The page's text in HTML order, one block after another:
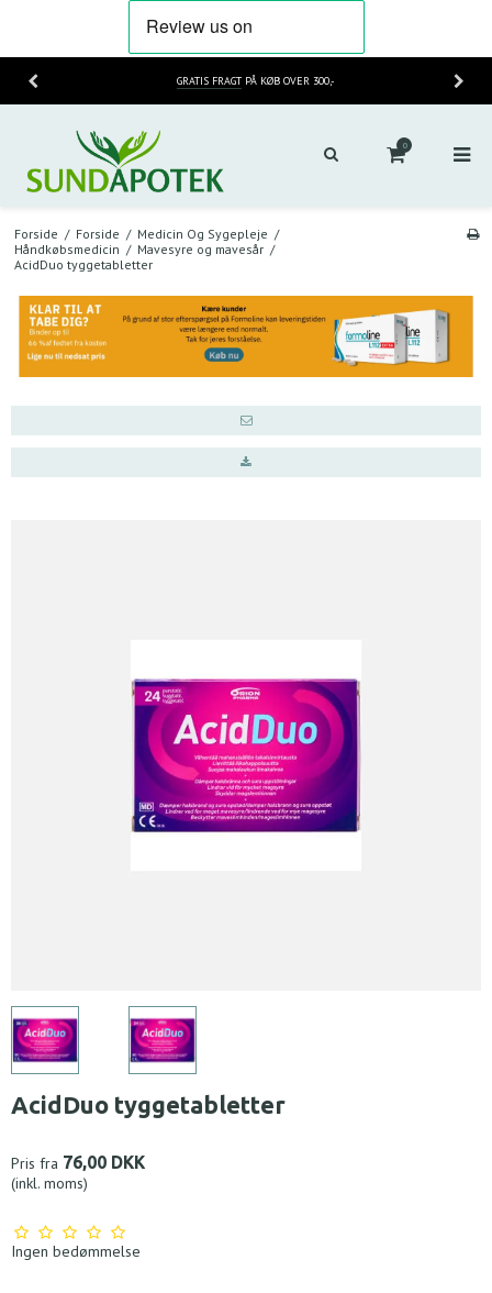
GRATIS FRAGT PÅ KØB OVER 300,-
0
Forside / Forside / Medicin Og Sygepleje /
Håndkøbsmedicin / Mavesyre og mavesår /
AcidDuo tyggetabletter
AcidDuo tyggetabletter
Pris fra 76,00 DKK
(inkl. moms)
Ingen bedømmelse